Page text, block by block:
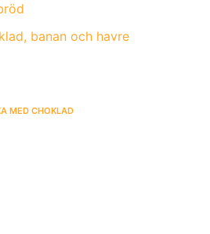
banan och havre
MED CHOKLAD